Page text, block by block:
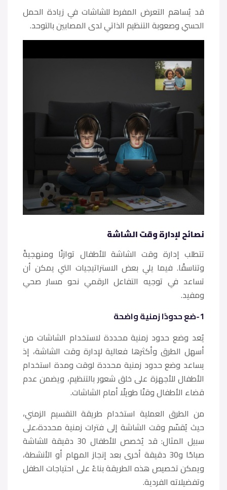
قد يُساهم التعرض المفرط للشاشات في زيادة الحمل
الحسي وصعوبة التنظيم الذاتي لدى المصابين بالتوحد.
نصائح لإدارة وقت الشاشة
​تتطلب إدارة وقت الشاشة للأطفال توازنًا ومنهجيةً
وتناسقًا. فيما يلي بعض الاستراتيجيات التي يمكن أن
تساعد في توجيه التفاعل الرقمي نحو مسار صحي
ومفيد.
1-ضع حدودًا زمنية واضحة
يُعد وضع حدود زمنية محددة لاستخدام الشاشات من
أسهل الطرق وأكثرها فعالية لإدارة وقت الشاشة، إذ
يساعد وضع حدود زمنية محددة لوقت ومدة استخدام
الأطفال للأجهزة على خلق شعور بالتنظيم، ويضمن عدم
قضاء الأطفال وقتًا طويلًا أمام الشاشات.
من الطرق العملية استخدام طريقة التقسيم الزمني،
حيث يُقسّم وقت الشاشة إلى فترات زمنية محددة،على
سبيل المثال: قد يُخصص للأطفال 30 دقيقة للشاشة
صباحًا و30 دقيقة أخرى بعد إنجاز المهام أو الأنشطة،
ويمكن تخصيص هذه الطريقة بناءً على احتياجات الطفل
وتفضيلاته الفردية.